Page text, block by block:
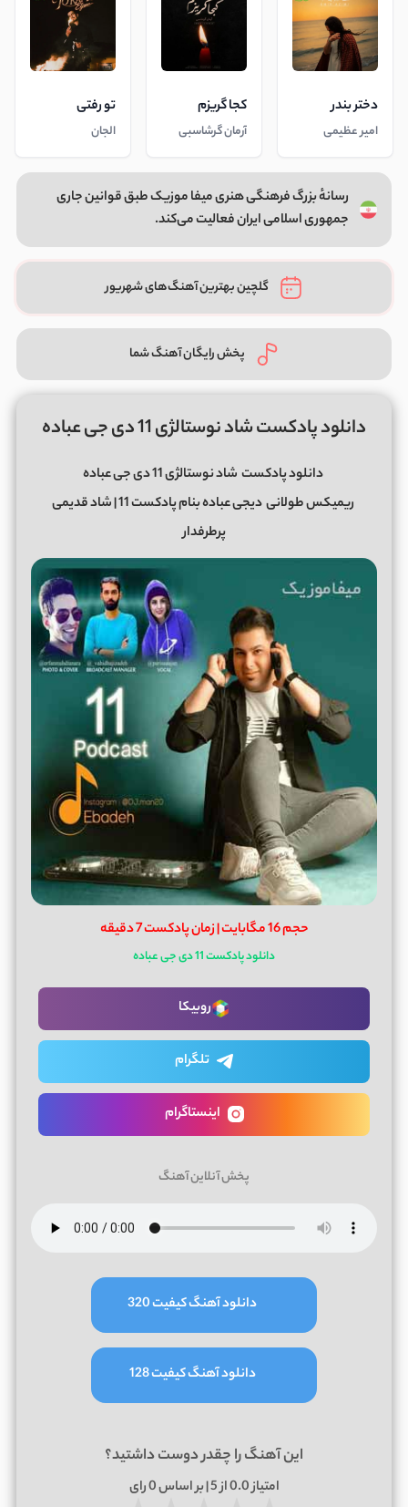
دختر بندر
امیر عظیمی
کجا گریزم
آرمان گرشاسبی
تو رفتی
الجان
رسانهٔ بزرگ فرهنگی هنری میفا موزیک طبق قوانین جاری
جمهوری اسلامی ایران فعالیت می‌کند.
گلچین بهترین آهنگ‌های شهریور
پخش رایگان آهنگ شما
دانلود پادکست شاد نوستالژی 11 دی جی عباده
دانلود پادکست شاد نوستالژی 11 دی جی عباده
ریمیکس طولانی
دیجی عباده بنام پادکست 11 | شاد قدیمی
پرطرفدار
حجم 16 مگابایت | زمان پادکست 7 دقیقه
دانلود پادکست 11 دی جی عباده
روبیکا
تلگرام
اینستاگرام
پخش آنلاین آهنگ
دانلود آهنگ کیفیت 320
دانلود آهنگ کیفیت 128
این آهنگ را چقدر دوست داشتید؟
امتیاز0.0از 5 | بر اساس 0رای